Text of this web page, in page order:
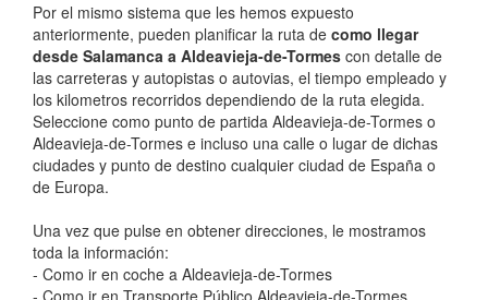
Por el mismo sistema que les hemos expuesto
anteriormente, pueden planificar la ruta de como llegar
desde Salamanca a Aldeavieja-de-Tormes con detalle de
las carreteras y autopistas o autovias, el tiempo empleado y
los kilometros recorridos dependiendo de la ruta elegida.
Seleccione como punto de partida Aldeavieja-de-Tormes o
Aldeavieja-de-Tormes e incluso una calle o lugar de dichas
ciudades y punto de destino cualquier ciudad de España o
de Europa.
Una vez que pulse en obtener direcciones, le mostramos
toda la información:
- Como ir en coche a Aldeavieja-de-Tormes
- Como ir en Transporte Público Aldeavieja-de-Tormes